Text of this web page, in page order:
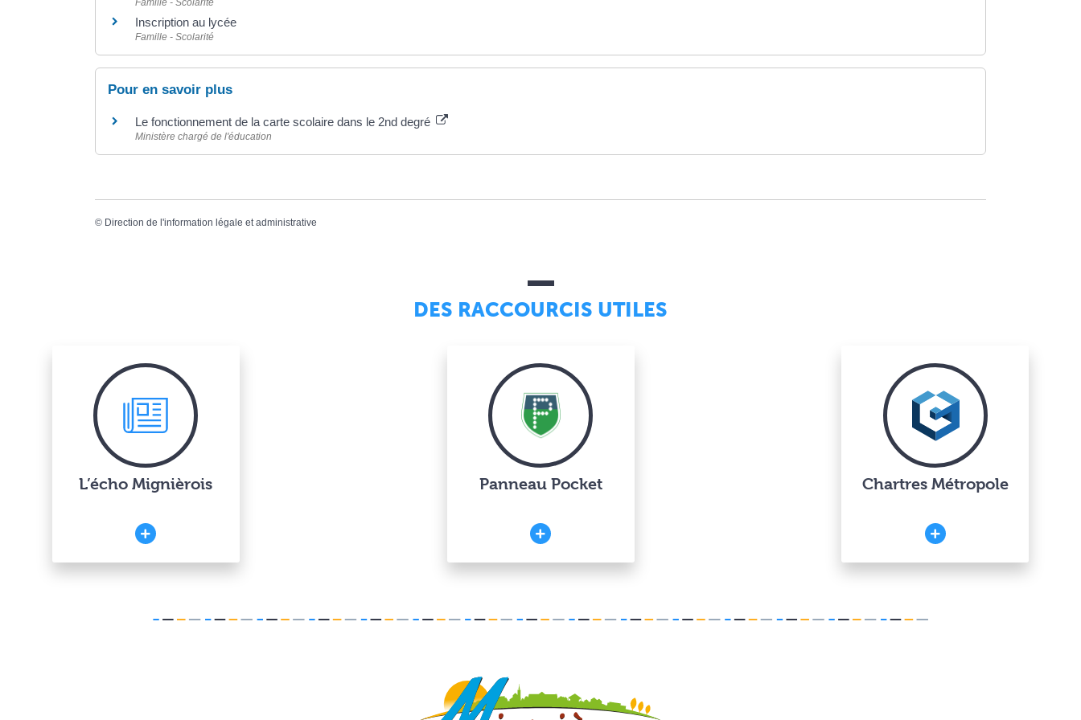
Inscription au lycée
Famille - Scolarité
Pour en savoir plus
Le fonctionnement de la carte scolaire dans le 2nd degré
Ministère chargé de l'éducation
© Direction de l'information légale et administrative
DES RACCOURCIS UTILES
L’écho Mignièrois Panneau Pocket Chartres Métropole